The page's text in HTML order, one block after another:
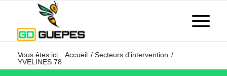
Vous êtes ici : Accueil / Secteurs d’intervention /
YVELINES 78